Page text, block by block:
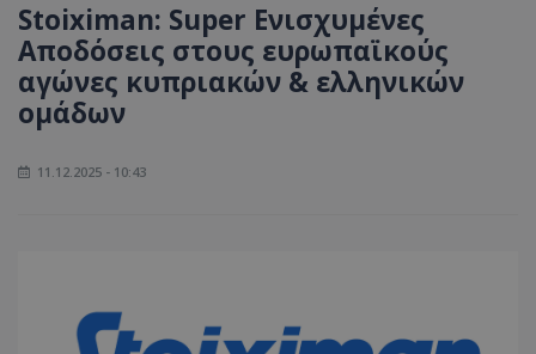
Stoiximan: Super Ενισχυμένες
Αποδόσεις στους ευρωπαϊκούς
αγώνες κυπριακών & ελληνικών
ομάδων
11.12.2025 - 10:43